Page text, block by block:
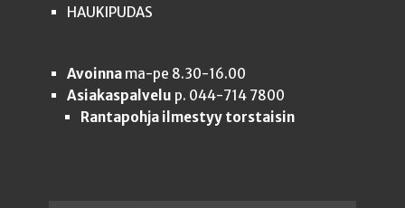
HAUKIPUDAS
Avoinnama-pe 8.30-16.00
Asiakaspalvelu p. 044-714 7800
Rantapohja ilmestyy torstaisin